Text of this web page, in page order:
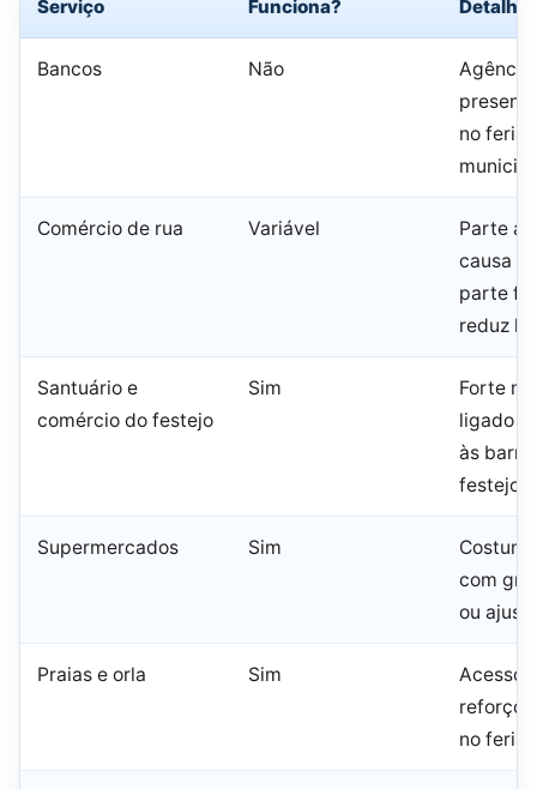
Serviço Funciona? Detalhe
Bancos Não
no
Comércio de rua Variável
Parte
causa
parte
reduz
Santuário e
comércio do festejo
Sim
Forte
ligado à
às
festejo
Supermercados Sim
com
ou
Praias e orla Sim
Acesso
reforço
no